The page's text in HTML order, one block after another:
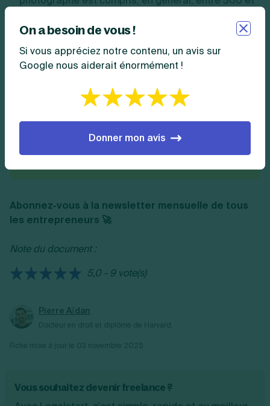
Ces tarifs sont donnés à titre indicatif et ne prennent
pas en compte le niveau d'expérience du freelance.
fixer votre salaire de freelance !
Résumer cet article avec :
Abonnez-vous à la newsletter mensuelle de tous
les entrepreneurs 🚀
Note du document :
5,0 - 9 vote(s)
Pierre Aïdan
Vous souhaitez devenir freelance ?
On a besoin de vous !
Si vous appréciez notre contenu, un avis sur
Google nous aiderait énormément !
Donner mon avis